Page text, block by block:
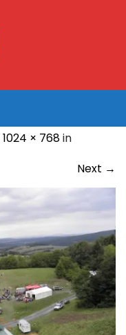
1024 × 768in
Next →